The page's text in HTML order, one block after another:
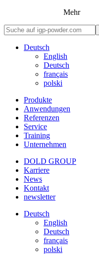
Mehr
Deutsch
English
Deutsch
français
polski
Produkte
Anwendungen
Referenzen
Service
Training
Unternehmen
DOLD GROUP
Karriere
News
Kontakt
newsletter
Deutsch
English
Deutsch
français
polski